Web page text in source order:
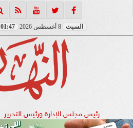
السبت 8 أغسطس 2026 01:47 مـ
رئيس مجلس الإدارة ورئيس التحرير